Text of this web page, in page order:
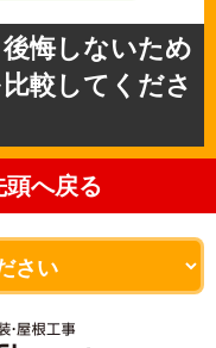
悔しないため
較してくださ
頭へ戻る